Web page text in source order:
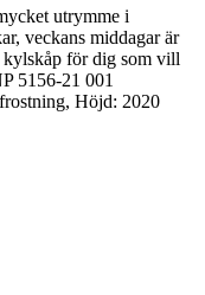
utrymme i
veckans middagar är
kylskåp för dig som vill
5156-21 001
Höjd: 2020